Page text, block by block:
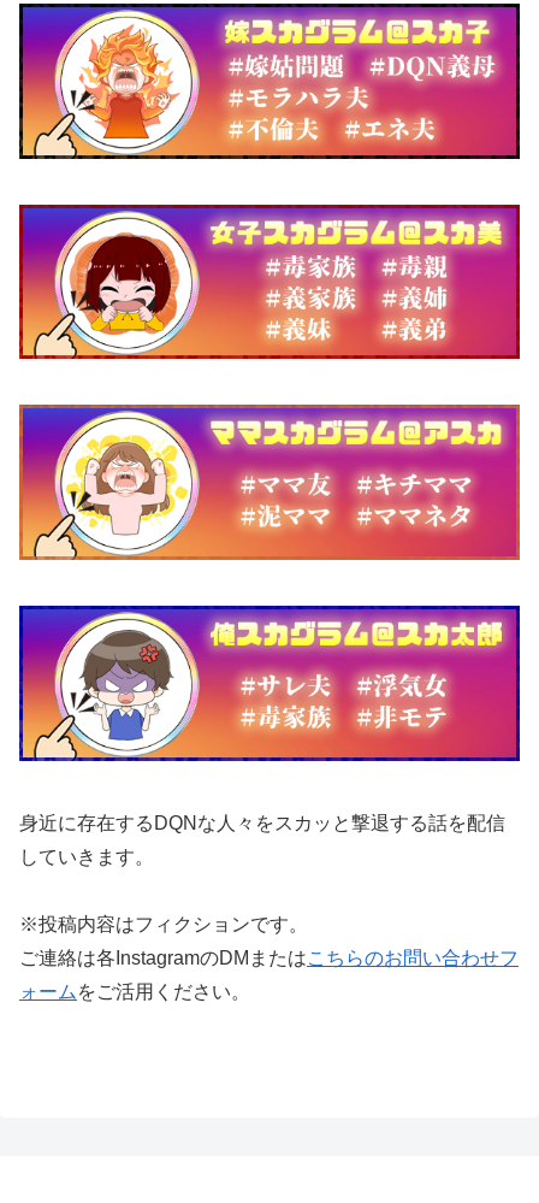
身近に存在するDQNな人々をスカッと撃退する話を配信
していきます。
※投稿内容はフィクションです。
ご連絡は各InstagramのDMまたはこちらのお問い合わせフ
ォーム をご活用ください。